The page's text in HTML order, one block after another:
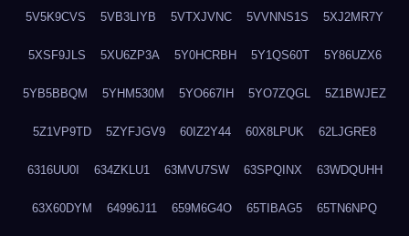
5V5K9CVS 5VB3LIYB 5VTXJVNC 5VVNNS1S 5XJ2MR7Y
5XSF9JLS 5XU6ZP3A 5Y0HCRBH 5Y1QS60T 5Y86UZX6
5YB5BBQM 5YHM530M 5YO667IH 5YO7ZQGL 5Z1BWJEZ
5Z1VP9TD 5ZYFJGV9 60IZ2Y44 60X8LPUK 62LJGRE8
6316UU0I 634ZKLU1 63MVU7SW 63SPQINX 63WDQUHH
63X60DYM 64996J11 659M6G4O 65TIBAG5 65TN6NPQ